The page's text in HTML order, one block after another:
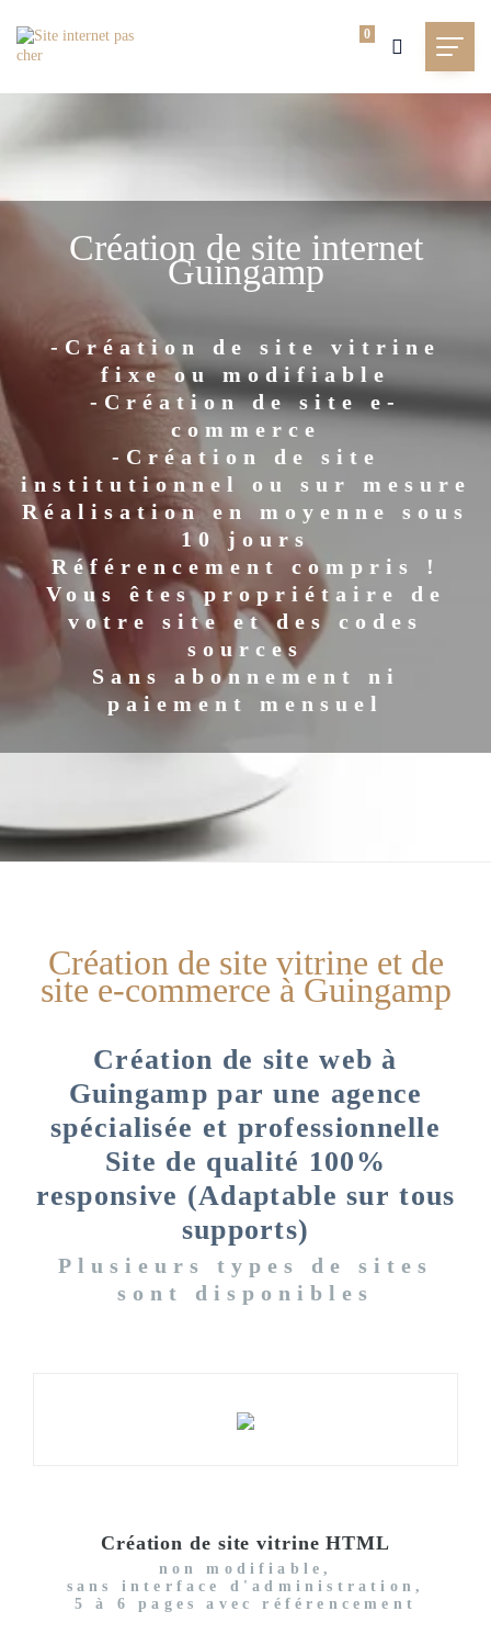
0
Création de site internet
Guingamp
-Création de site vitrine
fixe ou modifiable
-Création de site e-
commerce
-Création de site
institutionnel ou sur mesure
Réalisation en moyenne sous
10 jours
Référencement compris !
Vous êtes propriétaire de
votre site et des codes
sources
Sans abonnement ni
paiement mensuel
Création de site vitrine et de
site e-commerce à Guingamp
Création de site web à
Guingamp par une agence
spécialisée et professionnelle
Site de qualité 100%
responsive (Adaptable sur tous
supports)
Plusieurs types de sites
sont disponibles
Création de site vitrine HTML
non modifiable,
sans interface d'administration,
5 à 6 pages avec référencement